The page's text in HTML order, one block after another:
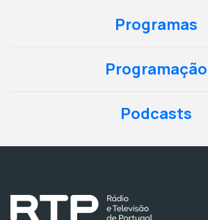
Programas
Programação
Podcasts